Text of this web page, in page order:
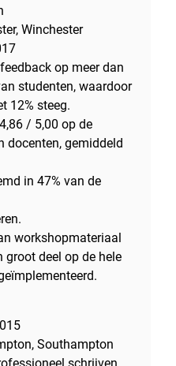
Winchester
op meer dan
studenten, waardoor
12% steeg.
/ 5,00 op de
docenten, gemiddeld
in 47% van de
workshopmateriaal
deel op de hele
Southampton